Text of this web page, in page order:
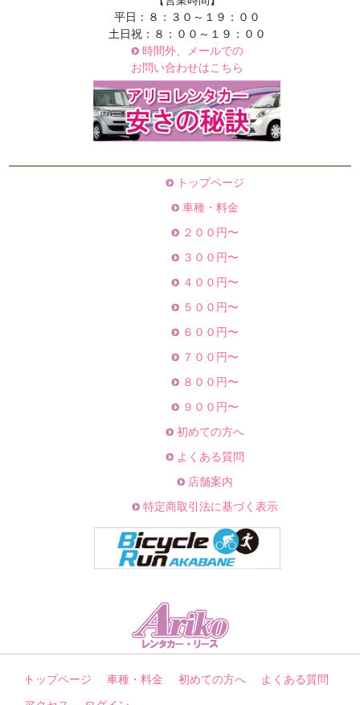
平日：８：３０～１９：００
土日祝：８：００～１９：００
時間外、メールでの
お問い合わせはこちら
トップページ
車種・料金
２００円〜
３００円〜
４００円〜
５００円〜
６００円〜
７００円〜
８００円〜
９００円〜
初めての方へ
よくある質問
店舗案内
特定商取引法に基づく表示
トップページ 車種・料金 初めての方へ よくある質問